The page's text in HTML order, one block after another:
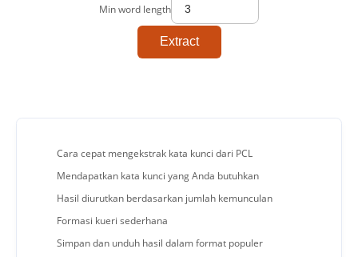
Min word length
Extract
Cara cepat mengekstrak kata kunci dari PCL
Mendapatkan kata kunci yang Anda butuhkan
Hasil diurutkan berdasarkan jumlah kemunculan
Formasi kueri sederhana
Simpan dan unduh hasil dalam format populer